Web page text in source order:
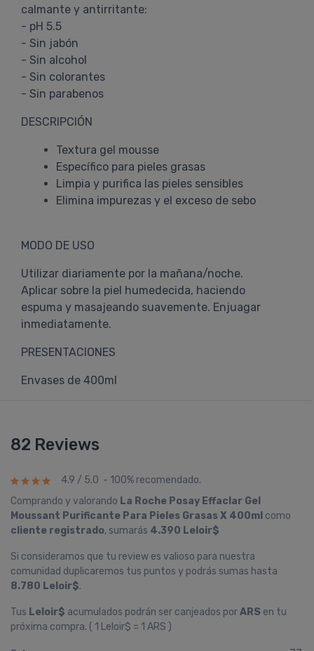
calmante y antirritante:
- pH 5.5
- Sin jabón
- Sin alcohol
- Sin colorantes
- Sin parabenos
DESCRIPCIÓN
Textura gel mousse
Específico para pieles grasas
Limpia y purifica las pieles sensibles
Elimina impurezas y el exceso de sebo
MODO DE USO
Utilizar diariamente por la mañana/noche.
Aplicar sobre la piel humedecida, haciendo
espuma y masajeando suavemente. Enjuagar
inmediatamente.
PRESENTACIONES
Envases de 400ml
82 Reviews
4.9 / 5.0 - 100% recomendado.
Comprando y valorando La Roche Posay Effaclar Gel
Moussant Purificante Para Pieles Grasas X 400ml como
cliente registrado, sumarás 4.390 Leloir$
Si consideramos que tu review es valioso para nuestra
comunidad duplicaremos tus puntos y podrás sumas hasta
8.780 Leloir$.
Tus Leloir$ acumulados podrán ser canjeados porARS en tu
próxima compra. ( 1 Leloir$ = 1 ARS )